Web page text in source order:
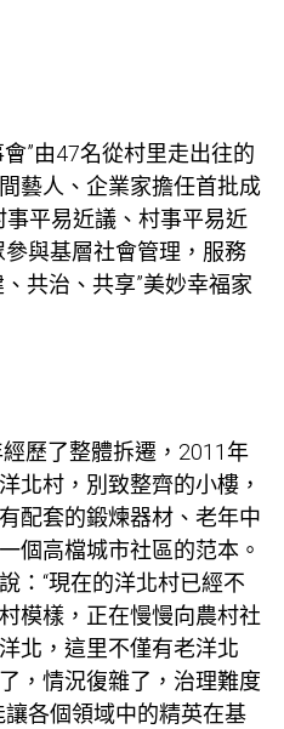
”由47名從村里走出往的
藝人、企業家擔任首批成
事平易近議、村事平易近
與基層社會管理，服務
共治、共享”美妙幸福家
歷了整體拆遷，2011年
北村，別致整齊的小樓，
配套的鍛煉器材、老年中
個高檔城市社區的范本。
：“現在的洋北村已經不
模樣，正在慢慢向農村社
北，這里不僅有老洋北
，情況復雜了，治理難度
讓各個領域中的精英在基